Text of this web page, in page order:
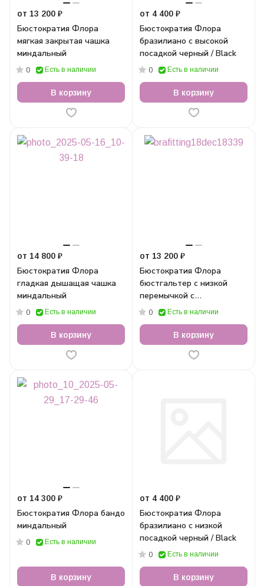
от 13 200 ₽
Бюстократия Флора
мягкая закрытая чашка
миндальный
0 Есть в наличии
В корзину
от 4 400 ₽
Бюстократия Флора
бразилиано с высокой
посадкой черный / Black
0 Есть в наличии
В корзину
от 14 800 ₽
Бюстократия Флора
гладкая дышащая чашка
миндальный
0 Есть в наличии
В корзину
от 13 200 ₽
Бюстократия Флора
бюстгальтер с низкой
перемычкой с
драпировкой черный
0 Есть в наличии
В корзину
от 14 300 ₽
Бюстократия Флора бандо
миндальный
0 Есть в наличии
В корзину
от 4 400 ₽
Бюстократия Флора
бразилиано с низкой
посадкой черный / Black
0 Есть в наличии
В корзину